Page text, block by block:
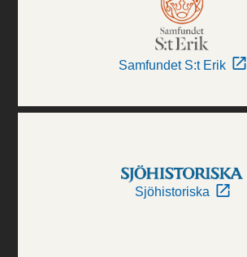
Samfundet S:t Erik
Sjöhistoriska